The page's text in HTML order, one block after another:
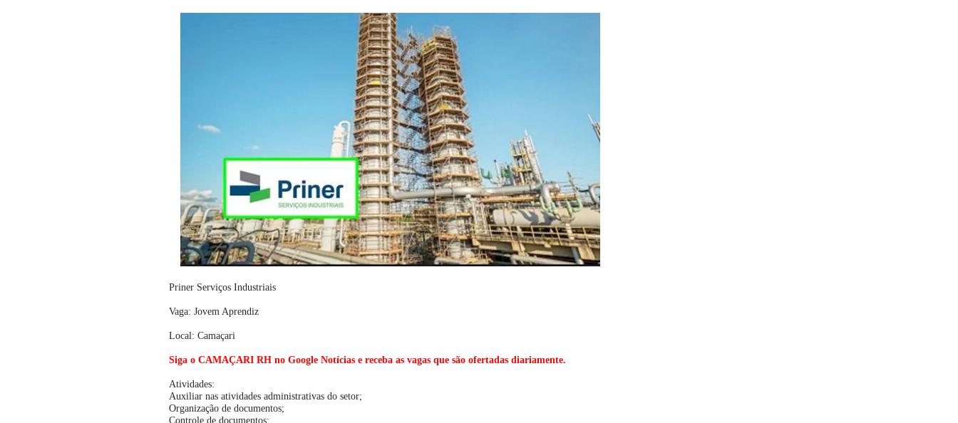
Priner Serviços Industriais
Vaga: Jovem Aprendiz
Local: Camaçari
Siga o CAMAÇARI RH no Google Notícias e receba as vagas que são ofertadas diariamente.
Atividades:
Auxiliar nas atividades administrativas do setor;
Organização de documentos;
Controle de documentos;